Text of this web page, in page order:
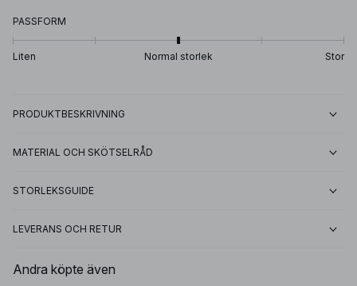
PASSFORM
Liten Normal storlek Stor
PRODUKTBESKRIVNING
MATERIAL OCH SKÖTSELRÅD
STORLEKSGUIDE
LEVERANS OCH RETUR
Andra köpte även